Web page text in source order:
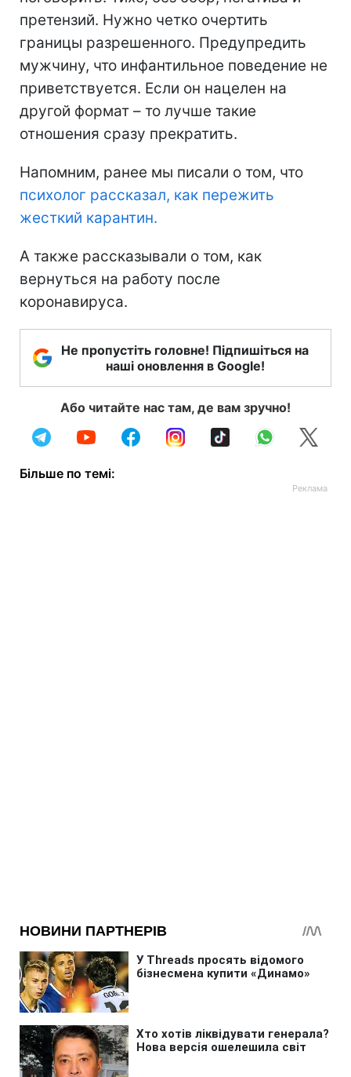
претензий. Нужно четко очертить
границы разрешенного. Предупредить
мужчину, что инфантильное поведение не
приветствуется. Если он нацелен на
другой формат – то лучше такие
отношения сразу прекратить.
Напомним, ранее мы писали о том, что
психолог рассказал, как пережить
жесткий карантин.
А также рассказывали о том, как
вернуться на работу после
коронавируса.
Не пропустіть головне! Підпишіться на
наші оновлення в Google!
Або читайте нас там, де вам зручно!
Більше по темі: